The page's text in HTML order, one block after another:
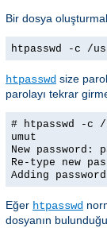
Bir dosya
htpasswd -c /
htpasswd size
parolayı tekrar
# htpasswd -c /
umut
New password:
Re-type new
Adding
Eğer htpasswd
dosyanın